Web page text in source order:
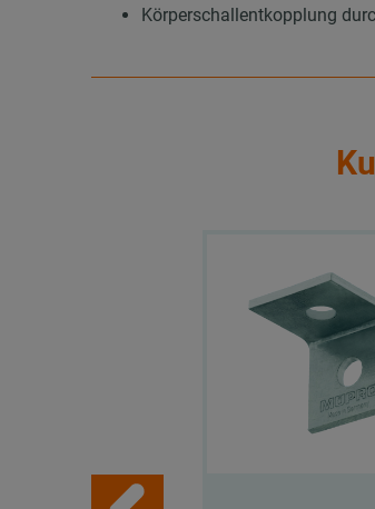
Körperschallentkopplung